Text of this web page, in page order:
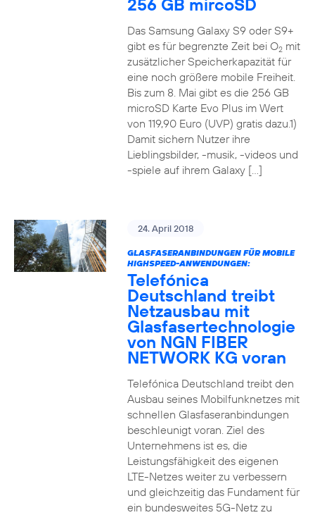
256 GB mircoSD
Das Samsung Galaxy S9 oder S9+
gibt es für begrenzte Zeit bei O2mit
zusätzlicher Speicherkapazität für
eine noch größere mobile Freiheit.
Bis zum 8. Mai gibt es die 256 GB
microSD Karte Evo Plus im Wert
von 119,90 Euro (UVP) gratis dazu.1)
Damit sichern Nutzer ihre
Lieblingsbilder, -musik, -videos und
-spiele auf ihrem Galaxy […]
24. April 2018
GLASFASERANBINDUNGEN FÜR MOBILE
HIGHSPEED-ANWENDUNGEN:
Telefónica
Deutschland treibt
Netzausbau mit
Glasfasertechnologie
von NGN FIBER
NETWORK KG voran
Telefónica Deutschland treibt den
Ausbau seines Mobilfunknetzes mit
schnellen Glasfaseranbindungen
beschleunigt voran. Ziel des
Unternehmens ist es, die
Leistungsfähigkeit des eigenen
LTE-Netzes weiter zu verbessern
und gleichzeitig das Fundament für
ein bundesweites 5G-Netz zu